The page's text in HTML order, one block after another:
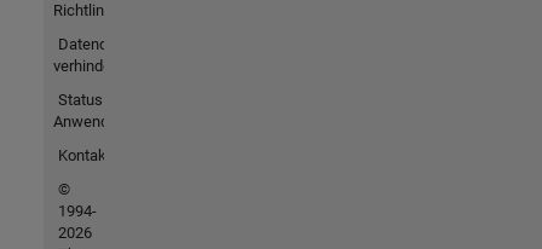
Richtlinien
Datendiebstahl
verhindern
Status von
Anwendungen
Kontakt
©
1994-
2026